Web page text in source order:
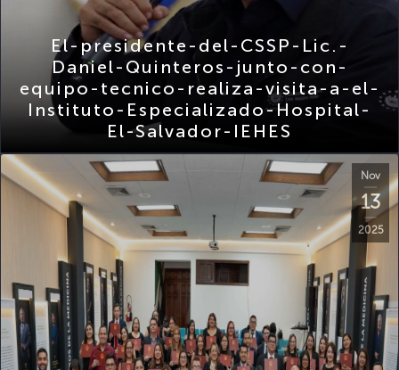
El-presidente-del-CSSP-Lic.-
Daniel-Quinteros-junto-con-
equipo-tecnico-realiza-visita-a-el-
Instituto-Especializado-Hospital-
El-Salvador-IEHES
13
2025